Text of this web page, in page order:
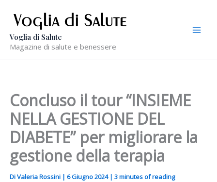
contenuto
Voglia di Salute
Magazine di salute e benessere
Concluso il tour “INSIEME
NELLA GESTIONE DEL
DIABETE” per migliorare la
gestione della terapia
DiValeria Rossini | 6 Giugno 2024 | 3 minutes of reading